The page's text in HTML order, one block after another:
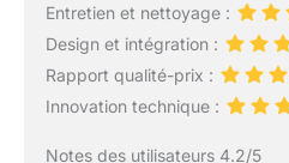
Entretien et nettoyage :
Design et intégration :
Rapport qualité-prix :
Innovation technique :
Notes des utilisateurs 4.2/5